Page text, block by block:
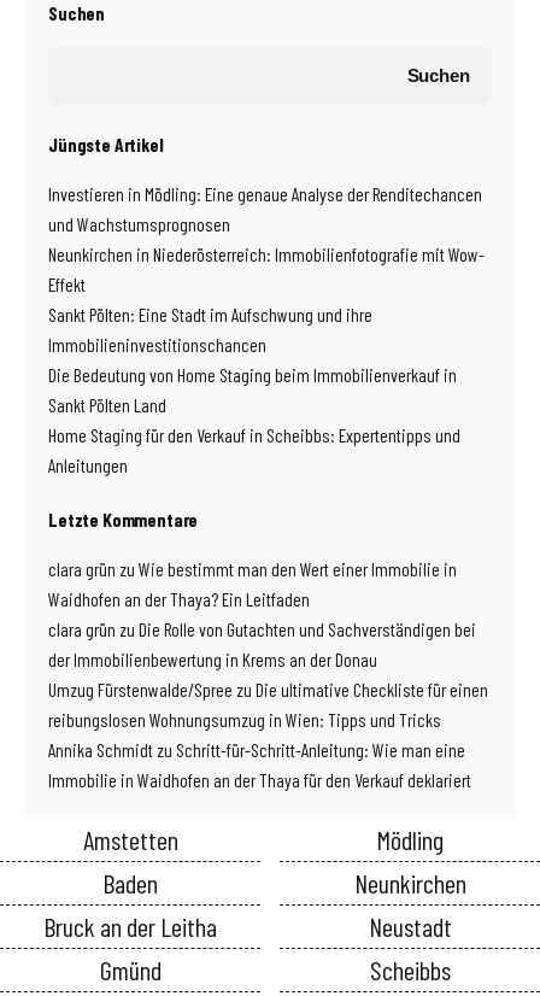
Suchen
Suchen
Jüngste Artikel
Investieren in Mödling: Eine genaue Analyse der Renditechancen
und Wachstumsprognosen
Neunkirchen in Niederösterreich: Immobilienfotografie mit Wow-
Effekt
Sankt Pölten: Eine Stadt im Aufschwung und ihre
Immobilieninvestitionschancen
Die Bedeutung von Home Staging beim Immobilienverkauf in
Sankt Pölten Land
Home Staging für den Verkauf in Scheibbs: Expertentipps und
Anleitungen
Letzte Kommentare
clara grün zu Wie bestimmt man den Wert einer Immobilie in
Waidhofen an der Thaya? Ein Leitfaden
clara grün zu Die Rolle von Gutachten und Sachverständigen bei
der Immobilienbewertung in Krems an der Donau
Umzug Fürstenwalde/Spree zu Die ultimative Checkliste für einen
reibungslosen Wohnungsumzug in Wien: Tipps und Tricks
Annika Schmidt zu Schritt-für-Schritt-Anleitung: Wie man eine
Immobilie in Waidhofen an der Thaya für den Verkauf deklariert
Amstetten
Baden
Bruck an der Leitha
Gmünd
Mödling
Neunkirchen
Neustadt
Scheibbs